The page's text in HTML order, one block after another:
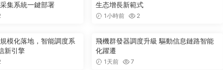
集系統一鍵部署
生态增長新範式
1小時前 2
模化落地，智能調度系
新引擎
飛機群發器調度升級 驅動信息鏈路智能
化躍遷
1天前 7